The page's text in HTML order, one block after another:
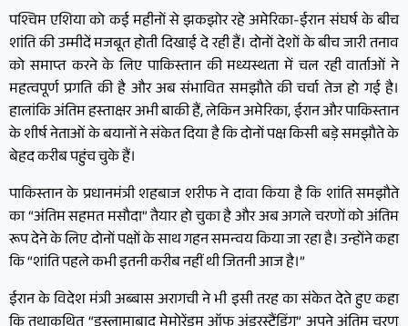
पश्चिम एशिया को कई महीनों से झकझोर रहे अमेरिका-ईरान संघर्ष के बीच
शांति की उम्मीदें मजबूत होती दिखाई दे रही हैं। दोनों देशों के बीच जारी तनाव
को समाप्त करने के लिए पाकिस्तान की मध्यस्थता में चल रही वार्ताओं ने
महत्वपूर्ण प्रगति की है और अब संभावित समझौते की चर्चा तेज हो गई है।
हालांकि अंतिम हस्ताक्षर अभी बाकी हैं, लेकिन अमेरिका, ईरान और पाकिस्तान
के शीर्ष नेताओं के बयानों ने संकेत दिया है कि दोनों पक्ष किसी बड़े समझौते के
बेहद करीब पहुंच चुके हैं।
पाकिस्तान के प्रधानमंत्री शहबाज शरीफ ने दावा किया है कि शांति समझौते
का “अंतिम सहमत मसौदा” तैयार हो चुका है और अब अगले चरणों को अंतिम
रूप देने के लिए दोनों पक्षों के साथ गहन समन्वय किया जा रहा है। उन्होंने कहा
कि “शांति पहले कभी इतनी करीब नहीं थी जितनी आज है।”
ईरान के विदेश मंत्री अब्बास अरागची ने भी इसी तरह का संकेत देते हुए कहा